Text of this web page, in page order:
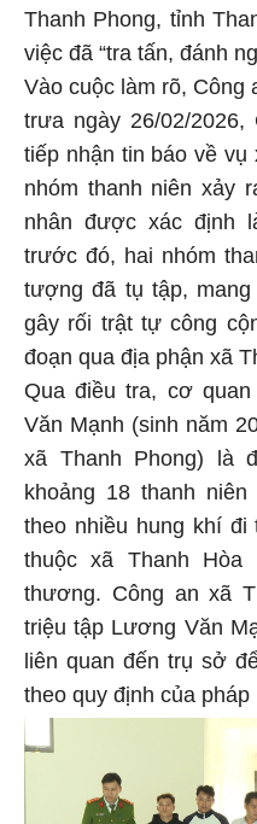
Thanh Phong, tỉnh
việc đã “tra tấn, đánh
Vào cuộc làm rõ, Công
trưa ngày 26/02/2026,
tiếp nhận tin báo về
nhóm thanh niên xảy
nhân được xác định
trước đó, hai nhóm
tượng đã tụ tập,
gây rối trật tự công
đoạn qua địa phận xã
Qua điều tra, cơ
Văn Mạnh (sinh năm
xã Thanh Phong) là
khoảng 18 thanh
theo nhiều hung khí đi
thuộc xã Thanh
thương. Công an xã
triệu tập Lương Văn
liên quan đến trụ sở
theo quy định của pháp